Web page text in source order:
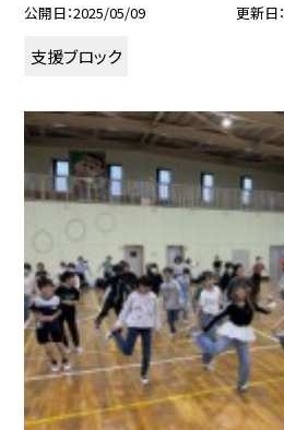
公開日 2025/05/09 更新日
支援ブロック